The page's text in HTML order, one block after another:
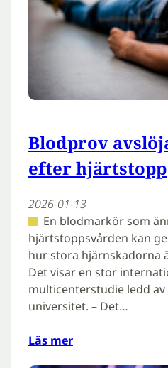
Blodprov
efter hjärtstopp
2026-01-13
En blodmarkör som
hjärtstoppsvården kan
hur stora hjärnskadorna
Det visar en stor
multicenterstudie ledd
universitet. – Det…
Läs mer